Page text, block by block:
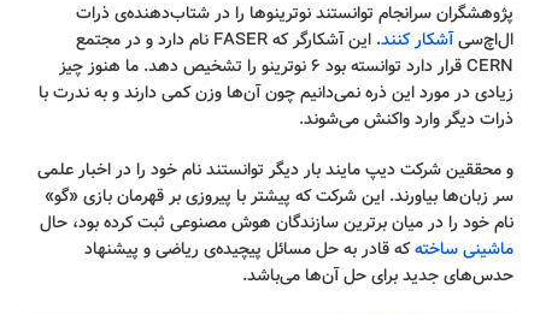
پژوهشگران سرانجام توانستند نوترینوها را در شتاب‌دهنده‌ی ذرات
ال‌اچ‌سیآشکار کنند
. این آشکارگر که FASER نام دارد و در مجتمع
CERN قرار دارد توانسته بود ۶ نوترینو را تشخیص دهد. ما هنوز چیز
زیادی در مورد این ذره نمی‌دانیم چون آن‌ها وزن کمی دارند و به ندرت با
ذرات دیگر وارد واکنش می‌شوند.
و محققین شرکت دیپ مایند بار دیگر توانستند نام خود را در اخبار علمی
سر زبان‌ها بیاورند. این شرکت که پیشتر با پیروزی بر قهرمان بازی «گو»
نام خود را در میان برترین سازندگان هوش مصنوعی ثبت کرده بود، حال
ماشینی ساختهکه قادر به حل مسائل پیچیده‌ی ریاضی و پیشنهاد
حدس‌های جدید برای حل آن‌ها می‌باشد.